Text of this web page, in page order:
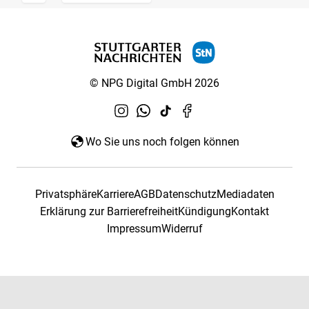
© NPG Digital GmbH 2026
Wo Sie uns noch folgen können
PrivatsphäreKarriereAGBDatenschutzMediadaten
Erklärung zur BarrierefreiheitKündigungKontakt
ImpressumWiderruf